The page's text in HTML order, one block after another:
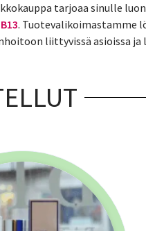
tarjoaa sinulle
. Tuotevalikoimastamme
liittyvissä asioissa